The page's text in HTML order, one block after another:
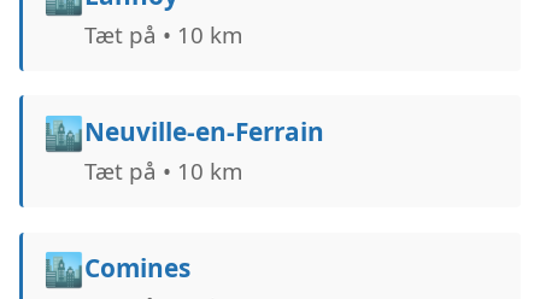
Tæt på • 10 km
🏙️Neuville-en-Ferrain
Tæt på • 10 km
🏙️Comines